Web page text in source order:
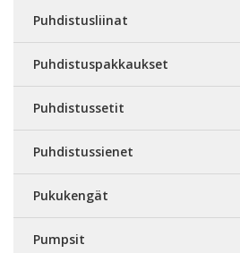
Puhdistusliinat
Puhdistuspakkaukset
Puhdistussetit
Puhdistussienet
Pukukengät
Pumpsit